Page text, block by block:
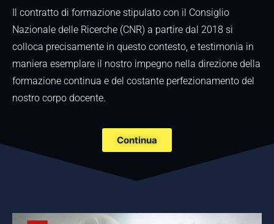
Il contratto di formazione stipulato con il Consiglio
Nazionale delle Ricerche (CNR) a partire dal 2018 si
colloca precisamente in questo contesto, e testimonia in
maniera esemplare il nostro impegno nella direzione della
formazione continua e del costante perfezionamento del
nostro corpo docente.
Continua